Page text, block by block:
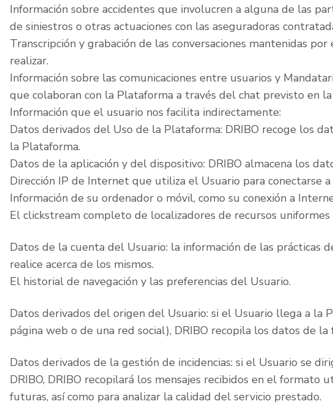
Información sobre accidentes que involucren a alguna de las
de siniestros o otras actuaciones con las aseguradoras
Transcripción y grabación de las conversaciones mantenidas
realizar.
Información sobre las comunicaciones entre usuarios y
que colaboran con la Plataforma a través del chat previsto en
Información que el usuario nos facilita indirectamente:
Datos derivados del Uso de la Plataforma: DRIBO recoge los
la Plataforma.
Datos de la aplicación y del dispositivo: DRIBO almacena los
Dirección IP de Internet que utiliza el Usuario para conectarse
Información de su ordenador o móvil, como su conexión a
El clickstream completo de localizadores de recursos
Datos de la cuenta del Usuario: la información de las prácticas
realice acerca de los mismos.
El historial de navegación y las preferencias del Usuario.
Datos derivados del origen del Usuario: si el Usuario llega a
página web o de una red social), DRIBO recopila los datos de
Datos derivados de la gestión de incidencias: si el Usuario se
DRIBO, DRIBO recopilará los mensajes recibidos en el
futuras, así como para analizar la calidad del servicio prestado.